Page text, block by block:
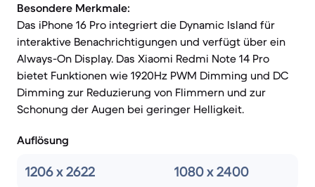
Besondere Merkmale:
Das iPhone 16 Pro integriert die Dynamic Island für
interaktive Benachrichtigungen und verfügt über ein
Always-On Display. Das Xiaomi Redmi Note 14 Pro
bietet Funktionen wie 1920Hz PWM Dimming und DC
Dimming zur Reduzierung von Flimmern und zur
Schonung der Augen bei geringer Helligkeit.
Auflösung
1206 x 2622 1080 x 2400